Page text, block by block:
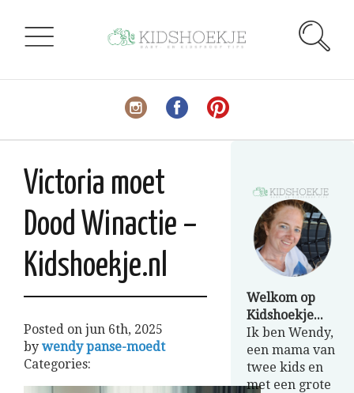
Victoria moet
Dood Winactie –
Kidshoekje.nl
Posted on jun 6th, 2025
by wendy panse-moedt
Categories:
Welkom op
Kidshoekje...
Ik ben Wendy,
een mama van
twee kids en
met een grote